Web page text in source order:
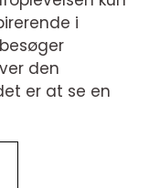
i
den
er at se en